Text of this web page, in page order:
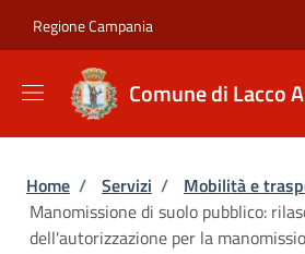
Regione Campania
Comune di Lacco
Briciole di pane
Home / Servizi / Mobilità e
Manomissione di suolo pubblico:
dell'autorizzazione per la